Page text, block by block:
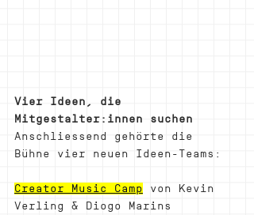
Vier Ideen, die
Mitgestalter:innen suchen
Anschliessend gehörte die
Bühne vier neuen Ideen-Teams:
Creator Music Camp von Kevin
Verling & Diogo Marins